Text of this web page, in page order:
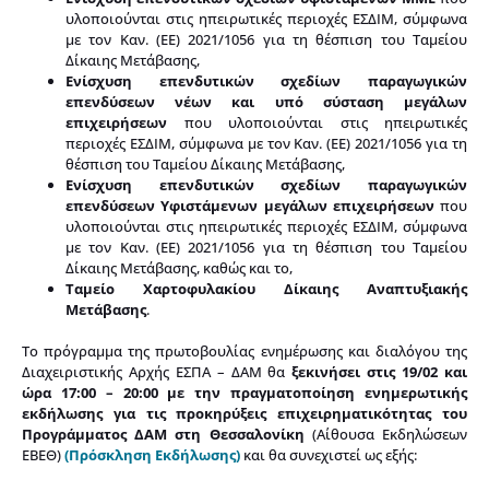
υλοποιούνται στις ηπειρωτικές περιοχές ΕΣΔΙΜ, σύμφωνα
με τον Καν. (ΕΕ) 2021/1056 για τη θέσπιση του Ταμείου
Δίκαιης Μετάβασης,
Ενίσχυση επενδυτικών σχεδίων παραγωγικών
επενδύσεων
νέων και υπό σύσταση μεγάλων
επιχειρήσεων που υλοποιούνται στις ηπειρωτικές
περιοχές ΕΣΔΙΜ, σύμφωνα με τον Καν. (ΕΕ) 2021/1056 για τη
θέσπιση του Ταμείου Δίκαιης Μετάβασης,
Ενίσχυση επενδυτικών σχεδίων παραγωγικών
επενδύσεων Υφιστάμενων μεγάλων επιχειρήσεωνπου
υλοποιούνται στις ηπειρωτικές περιοχές ΕΣΔΙΜ, σύμφωνα
με τον Καν. (ΕΕ) 2021/1056 για τη θέσπιση του Ταμείου
Δίκαιης Μετάβασης, καθώς και το,
Ταμείο Χαρτοφυλακίου Δίκαιης Αναπτυξιακής
Μετάβασης.
Το πρόγραμμα της πρωτοβουλίας ενημέρωσης και διαλόγου της
Διαχειριστικής Αρχής ΕΣΠΑ – ΔΑΜ θαξεκινήσει στις 19/02 και
ώρα 17:00 – 20:00 με την πραγματοποίηση ενημερωτικής
εκδήλωσης για τις προκηρύξεις επιχειρηματικότητας του
Προγράμματος ΔΑΜ στη Θεσσαλονίκη (Αίθουσα Εκδηλώσεων
ΕΒΕΘ)(Πρόσκληση Εκδήλωσης) και θα συνεχιστεί ως εξής: